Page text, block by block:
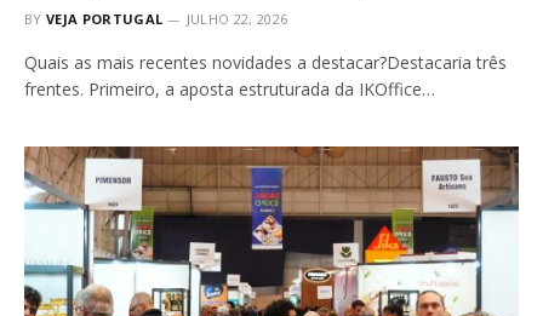
BY VEJA PORTUGAL JULHO 22, 2026
Quais as mais recentes novidades a destacar?Destacaria três
frentes. Primeiro, a aposta estruturada da IKOffice…